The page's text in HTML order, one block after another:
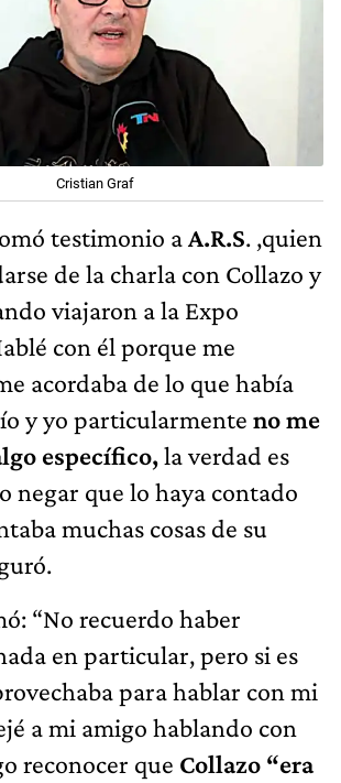
Cristian Graf
testimonio aA.R.S. ,quien
de la charla con Collazo y
viajaron a la Expo
con él porque me
acordaba de lo que había
y yo particularmente no me
específico,la verdad es
negar que lo haya contado
muchas cosas de su
“No recuerdo haber
en particular, pero si es
para hablar con mi
a mi amigo hablando con
reconocer que Collazo “era